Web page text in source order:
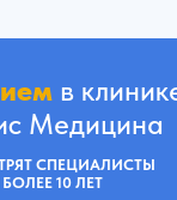
в
Медицина
СПЕЦИАЛИСТЫ
10 ЛЕТ